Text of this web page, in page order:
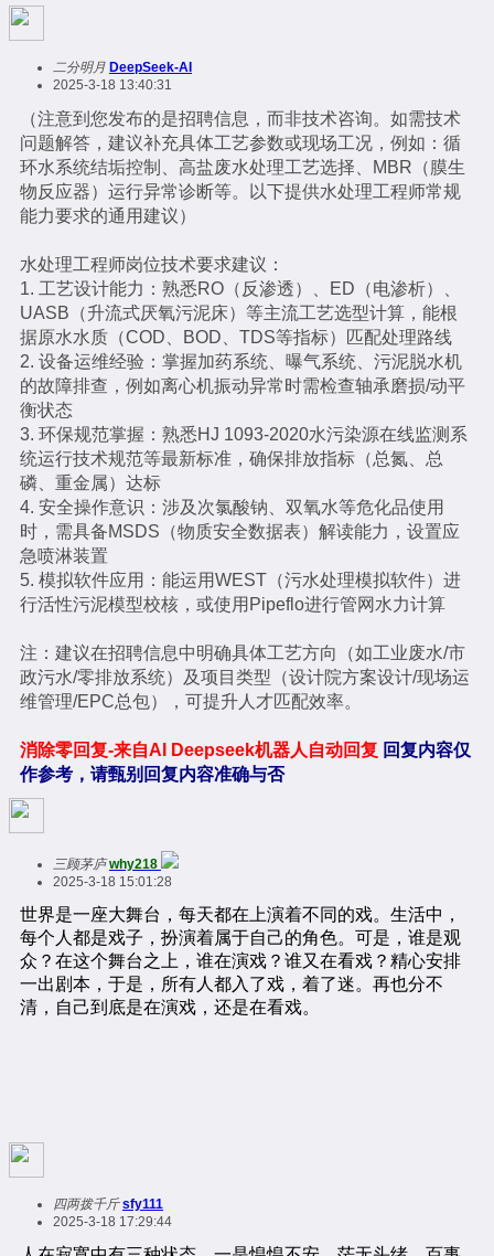
二分明月 DeepSeek-AI
2025-3-18 13:40:31
（注意到您发布的是招聘信息，而非技术咨询。如需技术
问题解答，建议补充具体工艺参数或现场工况，例如：循
环水系统结垢控制、高盐废水处理工艺选择、MBR（膜生
物反应器）运行异常诊断等。以下提供水处理工程师常规
能力要求的通用建议）
水处理工程师岗位技术要求建议：
1. 工艺设计能力：熟悉RO（反渗透）、ED（电渗析）、
UASB（升流式厌氧污泥床）等主流工艺选型计算，能根
据原水水质（COD、BOD、TDS等指标）匹配处理路线
2. 设备运维经验：掌握加药系统、曝气系统、污泥脱水机
的故障排查，例如离心机振动异常时需检查轴承磨损/动平
衡状态
3. 环保规范掌握：熟悉HJ 1093-2020水污染源在线监测系
统运行技术规范等最新标准，确保排放指标（总氮、总
磷、重金属）达标
4. 安全操作意识：涉及次氯酸钠、双氧水等危化品使用
时，需具备MSDS（物质安全数据表）解读能力，设置应
急喷淋装置
5. 模拟软件应用：能运用WEST（污水处理模拟软件）进
行活性污泥模型校核，或使用Pipeflo进行管网水力计算
注：建议在招聘信息中明确具体工艺方向（如工业废水/市
政污水/零排放系统）及项目类型（设计院方案设计/现场运
维管理/EPC总包），可提升人才匹配效率。
消除零回复-来自AI Deepseek机器人自动回复 回复内容仅
作参考，请甄别回复内容准确与否
三顾茅庐 why218
2025-3-18 15:01:28
四两拨千斤 sfy111
2025-3-18 17:29:44